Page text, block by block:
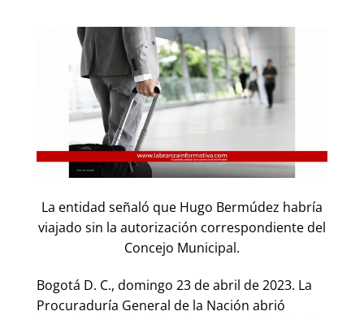
La entidad señaló que Hugo Bermúdez habría
viajado sin la autorización correspondiente del
Concejo Municipal.
Bogotá D. C., domingo 23 de abril de 2023. La
Procuraduría General de la Nación abrió